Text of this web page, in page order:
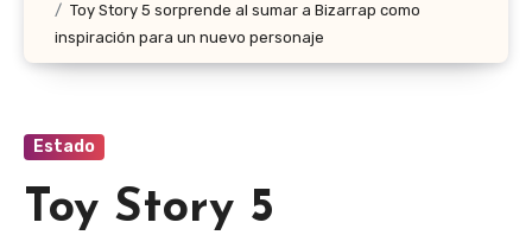
Toy Story 5 sorprende al sumar a Bizarrap como
inspiración para un nuevo personaje
Estado
Toy Story 5